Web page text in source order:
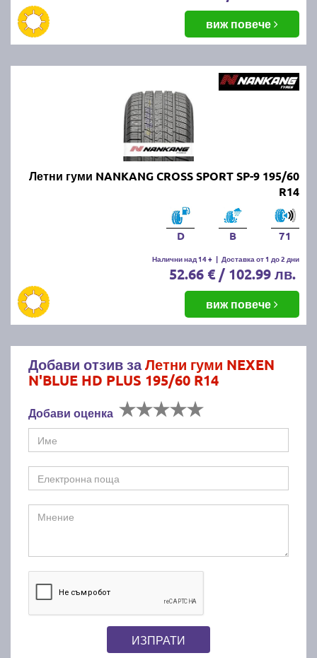
виж повече
Летни гуми NANKANG CROSS SPORT SP-9 195/60
R14
D B 71
Налични над 14 + | Доставка от 1 до 2 дни
52.66 € / 102.99 лв.
виж повече
Добави отзив заЛетни гуми NEXEN
N'BLUE HD PLUS 195/60 R14
Добави оценка
ИЗПРАТИ